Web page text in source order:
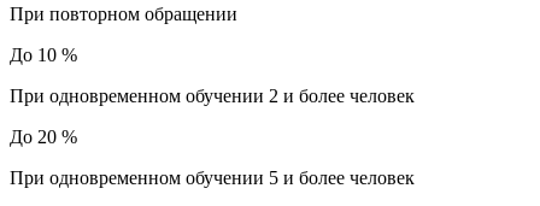
При повторном обращении
До 10 %
При одновременном обучении 2 и более человек
До 20 %
При одновременном обучении 5 и более человек